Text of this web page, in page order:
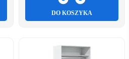
DO KOSZYKA